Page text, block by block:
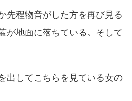
先程物音がした方を再び見る
が地面に落ちている。そして
出してこちらを見ている女の